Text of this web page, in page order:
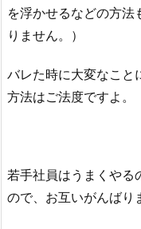
を浮かせるなどの方法
りません。）
バレた時に大変なこと
方法はご法度ですよ。
若手社員はうまくやる
ので、お互いがんばり